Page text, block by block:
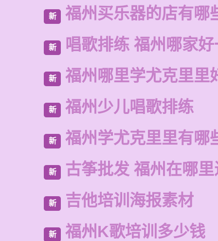
新 福州买乐器的店有哪
新 唱歌排练 福州哪家
新 福州哪里学尤克里里
新 福州少儿唱歌排练
新 福州学尤克里里有哪
新 古筝批发 福州在哪
新 吉他培训海报素材
新 福州K歌培训多少钱